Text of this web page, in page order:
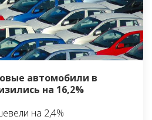
автомобили в
на 16,2%
на 2,4%